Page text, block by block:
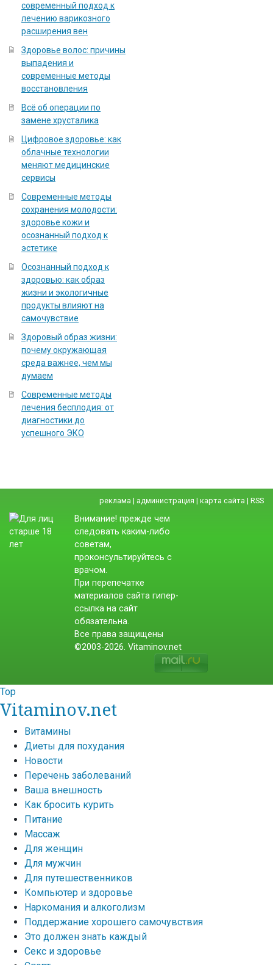
современный подход к
лечению варикозного
расширения вен
Здоровье волос: причины
выпадения и
современные методы
восстановления
Всё об операции по
замене хрусталика
Цифровое здоровье: как
облачные технологии
меняют медицинские
сервисы
Современные методы
сохранения молодости:
здоровье кожи и
осознанный подход к
эстетике
Осознанный подход к
здоровью: как образ
жизни и экологичные
продукты влияют на
самочувствие
Здоровый образ жизни:
почему окружающая
среда важнее, чем мы
думаем
Современные методы
лечения бесплодия: от
диагностики до
успешного ЭКО
реклама | администрация | карта сайта | RSS
Внимание! прежде чем
следовать каким-либо
советам,
проконсультируйтесь с
врачом.
При перепечатке
материалов сайта гипер-
ссылка на сайт
обязательна.
Все права защищены
©2003-2026. Vitaminov.net
Top
Vitaminov.net
Витамины
Диеты для похудания
Новости
Перечень заболеваний
Ваша внешность
Как бросить курить
Питание
Массаж
Для женщин
Для мужчин
Для путешественников
Компьютер и здоровье
Наркомания и алкоголизм
Поддержание хорошего самочувствия
Это должен знать каждый
Секс и здоровье